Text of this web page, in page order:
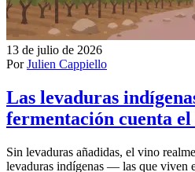
13 de julio de 2026
Por Julien Cappiello
Las levaduras
fermentación cuenta
Sin levaduras añadidas, el vino
levaduras indígenas — las que viven